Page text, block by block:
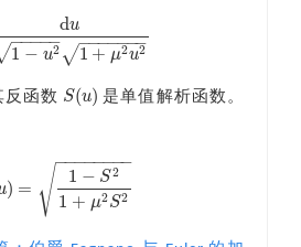
du
1 − u2
− −
−−−
1 + μ2u2
− −
−−−−−
√
Sdu1−u21+μ2u2
反函数 S(u)
S(u)
是单值解析函数。
) =
1 − S2
1 + μ2S2
− −
−−−−−−
√
(u )=1 − S 21+μ2S2